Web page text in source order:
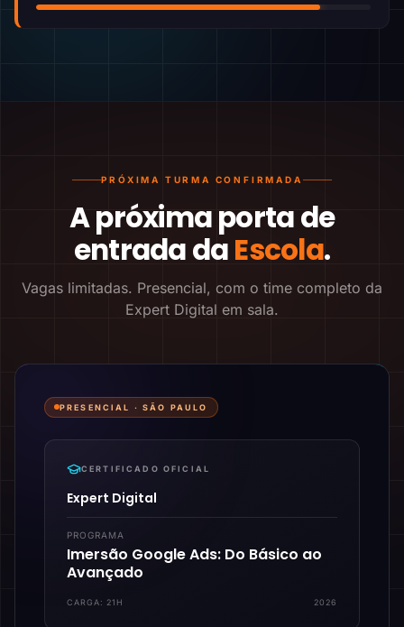
PRÓXIMA TURMA CONFIRMADA
A próxima porta de
entrada daEscola.
Vagas limitadas. Presencial, com o time completo da
Expert Digital em sala.
PRESENCIAL ·SÃO PAULO
CERTIFICADO OFICIAL
Expert Digital
PROGRAMA
Imersão Google Ads: Do Básico ao
Avançado
CARGA: 21H 2026